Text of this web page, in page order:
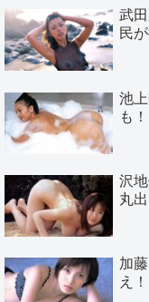
武
民
池
も！
沢
丸出
加
え！